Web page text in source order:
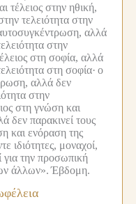
τέλειος στην ηθική,
τελειότητα στην
αυτοσυγκέντρωση, αλλά
στην
στη σοφία, αλλά
στη σοφία· ο
αλλά δεν
στην
στη γνώση και
δεν παρακινεί τους
και ενόραση της
ιδιότητες, μοναχοί,
για την προσωπική
άλλων». Έβδομη.